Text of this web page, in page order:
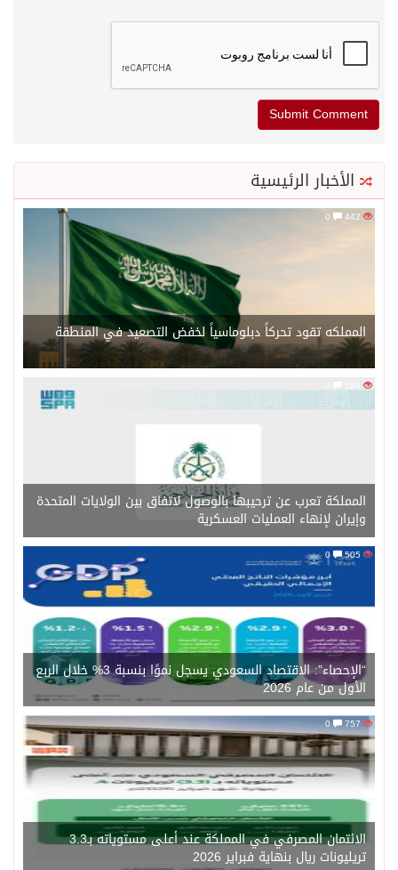
الأخبار الرئيسية
المملكه تقود تحركاً دبلوماسياً لخفض التصعيد في المنطقة
589
المملكة تعرب عن ترحيبها بالوصول لاتفاق بين الولايات المتحدة
وإيران لإنهاء العمليات العسكرية
505
“الإحصاء”: الاقتصاد السعودي يسجل نموًا بنسبة 3% خلال الربع
الأول من عام 2026
757
0
الائتمان المصرفي في المملكة عند أعلى مستوياته بـ3.3
تريليونات ريال بنهاية فبراير 2026